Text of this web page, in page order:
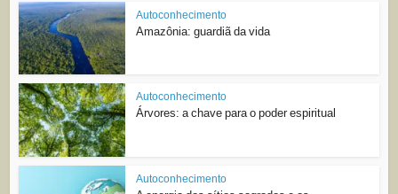
Autoconhecimento
Amazônia: guardiã da vida
Autoconhecimento
Árvores: a chave para o poder espiritual
Autoconhecimento